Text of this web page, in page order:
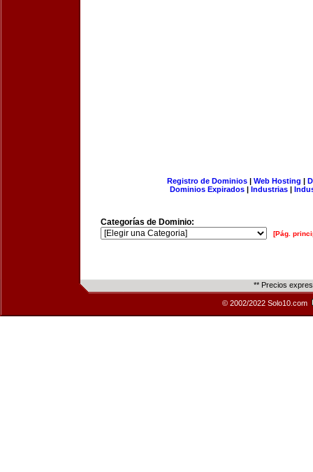
Registro de Dominios| Web Hosting |
Dominios Expirados | Industrias |
Categorías de Dominio:
[Pág.
** Precios
© 2002/2022 Solo10.com